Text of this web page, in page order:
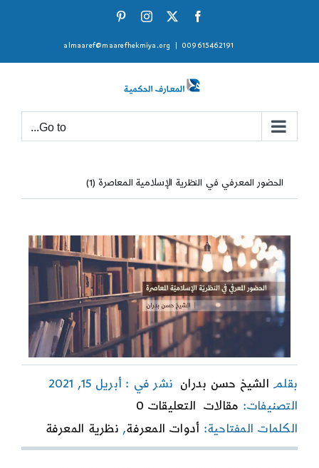
Facebook
X
Instagram
009615462191
almaaref@maarefhekmiya.org
Go to...
الحضور المعرفي في النظرية الإسلامية المعاصرة (1)
بقلم الشيخ حسن بدران نشر في : أبريل 15, 2021
التصنيفات: مقالات التعليقات 0
المعرفي
في
الكلمات المفتاحية: أدوات المعرفة, نظرية المعرفة